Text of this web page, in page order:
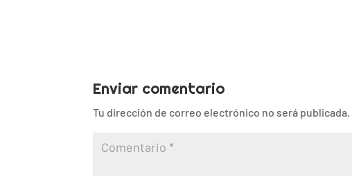
Enviar comentario
Tu dirección de correo electrónico no será publicada.